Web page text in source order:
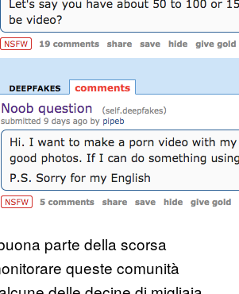
parte della scorsa
queste comunità